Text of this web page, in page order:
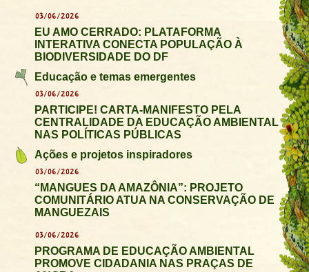
03/06/2026
EU AMO CERRADO: PLATAFORMA
INTERATIVA CONECTA POPULAÇÃO À
BIODIVERSIDADE DO DF
Educação e temas emergentes
03/06/2026
PARTICIPE! CARTA-MANIFESTO PELA
CENTRALIDADE DA EDUCAÇÃO AMBIENTAL
NAS POLÍTICAS PÚBLICAS
Ações e projetos inspiradores
03/06/2026
“MANGUES DA AMAZÔNIA”: PROJETO
COMUNITÁRIO ATUA NA CONSERVAÇÃO DE
MANGUEZAIS
03/06/2026
PROGRAMA DE EDUCAÇÃO AMBIENTAL
PROMOVE CIDADANIA NAS PRAÇAS DE